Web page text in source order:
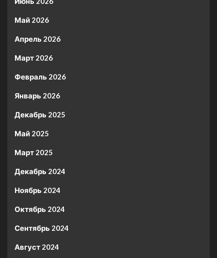
Май 2026
Апрель 2026
Март 2026
Февраль 2026
Январь 2026
Декабрь 2025
Май 2025
Март 2025
Декабрь 2024
Ноябрь 2024
Октябрь 2024
Сентябрь 2024
Август 2024